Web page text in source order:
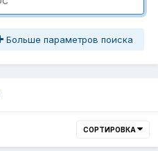
Больше параметров поиска
СОРТИРОВКА